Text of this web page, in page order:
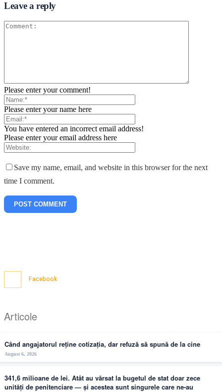
Leave a reply
Please enter your comment!
Please enter your name here
You have entered an incorrect email address!
Please enter your email address here
Save my name, email, and website in this browser for the next
time I comment.
Facebook
Articole
Când angajatorul reține cotizația, dar refuză să spună de la cine
August 6, 2026
341,6 milioane de lei. Atât au vărsat la bugetul de stat doar zece
unități de penitenciare — și acestea sunt singurele care ne-au